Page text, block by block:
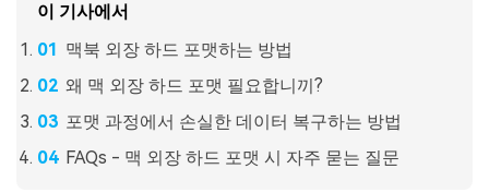
기타 프로그램
Repairit - 데이터 복구
UBackit - 데이터 백업
이 기사에서
맥북 외장 하드 포맷하는 방법
왜 맥 외장 하드 포맷 필요합니끼?
포맷 과정에서 손실한 데이터 복구하는 방법
FAQs - 맥 외장 하드 포맷 시 자주 묻는 질문